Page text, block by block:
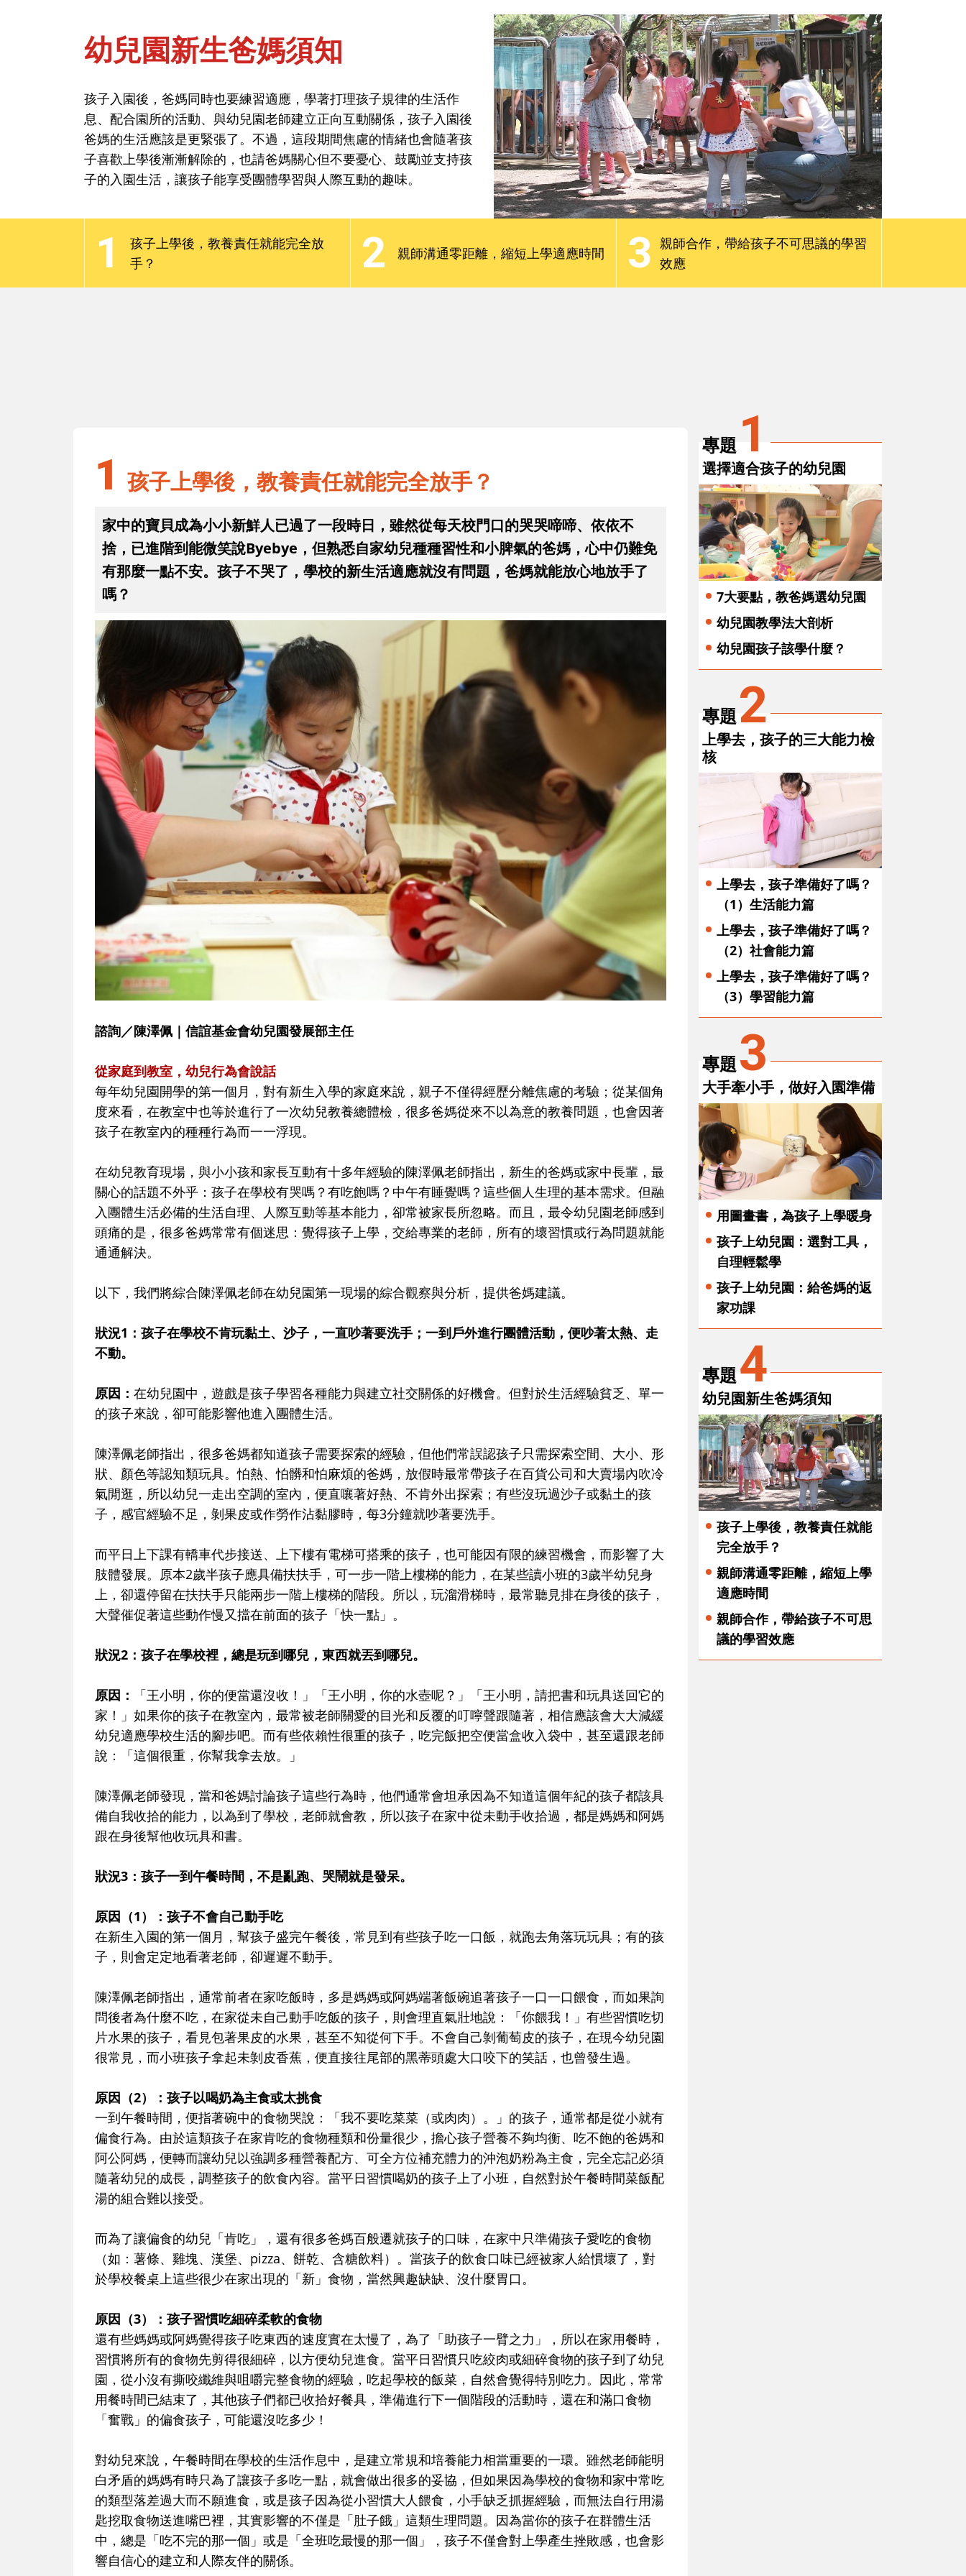
焦點話題 最新觀點 Podcast 親子慢讀 請問專家 會員限定服務
首頁 能力與學習-幼兒園生活
幼兒園新生爸媽須知
孩子入園後，爸媽同時也要練習適應，學著打理孩子規律的生活作
息、配合園所的活動、與幼兒園老師建立正向互動關係，孩子入園後
爸媽的生活應該是更緊張了。不過，這段期間焦慮的情緒也會隨著孩
子喜歡上學後漸漸解除的，也請爸媽關心但不要憂心、鼓勵並支持孩
子的入園生活，讓孩子能享受團體學習與人際互動的趣味。
1
孩子上學後，教養責任就能完全放
手？
2 親師溝通零距離，縮短上學適應時間 3 親師合作，帶給孩子不可思議的學習
效應
幼兒園新生爸媽須知
息、配合園所的活動、與幼兒園老師建立正向互動關係，孩子入園後
爸媽的生活應該是更緊張了。不過，這段期間焦慮的情緒也會隨著孩
子喜歡上學後漸漸解除的，也請爸媽關心但不要憂心、鼓勵並支持孩
子的入園生活，讓孩子能享受團體學習與人際互動的趣味。
1 孩子上學後，教養責任就能完全放手？
家中的寶貝成為小小新鮮人已過了一段時日，雖然從每天校門口的哭哭啼啼、依依不
捨，已進階到能微笑說Byebye，但熟悉自家幼兒種種習性和小脾氣的爸媽，心中仍難免
有那麼一點不安。孩子不哭了，學校的新生活適應就沒有問題，爸媽就能放心地放手了
嗎？
諮詢／陳澤佩｜信誼基金會幼兒園發展部主任
從家庭到教室，幼兒行為會說話
每年幼兒園開學的第一個月，對有新生入學的家庭來說，親子不僅得經歷分離焦慮的考驗；從某個角
度來看，在教室中也等於進行了一次幼兒教養總體檢，很多爸媽從來不以為意的教養問題，也會因著
孩子在教室內的種種行為而一一浮現。
在幼兒教育現場，與小小孩和家長互動有十多年經驗的陳澤佩老師指出，新生的爸媽或家中長輩，最
關心的話題不外乎：孩子在學校有哭嗎？有吃飽嗎？中午有睡覺嗎？這些個人生理的基本需求。但融
入團體生活必備的生活自理、人際互動等基本能力，卻常被家長所忽略。而且，最令幼兒園老師感到
頭痛的是，很多爸媽常常有個迷思：覺得孩子上學，交給專業的老師，所有的壞習慣或行為問題就能
通通解決。
以下，我們將綜合陳澤佩老師在幼兒園第一現場的綜合觀察與分析，提供爸媽建議。
狀況1：孩子在學校不肯玩黏土、沙子，一直吵著要洗手；一到戶外進行團體活動，便吵著太熱、走
不動。
原因： 在幼兒園中，遊戲是孩子學習各種能力與建立社交關係的好機會。但對於生活經驗貧乏、單一
的孩子來說，卻可能影響他進入團體生活。
陳澤佩老師指出，很多爸媽都知道孩子需要探索的經驗，但他們常誤認孩子只需探索空間、大小、形
狀、顏色等認知類玩具。怕熱、怕髒和怕麻煩的爸媽，放假時最常帶孩子在百貨公司和大賣場內吹冷
氣閒逛，所以幼兒一走出空調的室內，便直嚷著好熱、不肯外出探索；有些沒玩過沙子或黏土的孩
子，感官經驗不足，剝果皮或作勞作沾黏膠時，每3分鐘就吵著要洗手。
而平日上下課有轎車代步接送、上下樓有電梯可搭乘的孩子，也可能因有限的練習機會，而影響了大
肢體發展。原本2歲半孩子應具備扶扶手，可一步一階上樓梯的能力，在某些讀小班的3歲半幼兒身
上，卻還停留在扶扶手只能兩步一階上樓梯的階段。所以，玩溜滑梯時，最常聽見排在身後的孩子，
大聲催促著這些動作慢又擋在前面的孩子「快一點」。
狀況2：孩子在學校裡，總是玩到哪兒，東西就丟到哪兒。
原因：
「王小明，你的便當還沒收！」「王小明，你的水壺呢？」「王小明，請把書和玩具送回它的
家！」如果你的孩子在教室內，最常被老師關愛的目光和反覆的叮嚀聲跟隨著，相信應該會大大減緩
幼兒適應學校生活的腳步吧。而有些依賴性很重的孩子，吃完飯把空便當盒收入袋中，甚至還跟老師
說：「這個很重，你幫我拿去放。」
陳澤佩老師發現，當和爸媽討論孩子這些行為時，他們通常會坦承因為不知道這個年紀的孩子都該具
備自我收拾的能力，以為到了學校，老師就會教，所以孩子在家中從未動手收拾過，都是媽媽和阿媽
跟在身後幫他收玩具和書。
狀況3：孩子一到午餐時間，不是亂跑、哭鬧就是發呆。
原因 （1）
：孩子不會自己動手吃
在新生入園的第一個月，幫孩子盛完午餐後，常見到有些孩子吃一口飯，就跑去角落玩玩具；有的孩
子，則會定定地看著老師，卻遲遲不動手。
陳澤佩老師指出，通常前者在家吃飯時，多是媽媽或阿媽端著飯碗追著孩子一口一口餵食，而如果詢
問後者為什麼不吃，在家從未自己動手吃飯的孩子，則會理直氣壯地說：「你餵我！」有些習慣吃切
片水果的孩子，看見包著果皮的水果，甚至不知從何下手。不會自己剝葡萄皮的孩子，在現今幼兒園
很常見，而小班孩子拿起未剝皮香蕉，便直接往尾部的黑蒂頭處大口咬下的笑話，也曾發生過。
原因 （2）
：孩子以喝奶為主食或太挑食
一到午餐時間，便指著碗中的食物哭說：「我不要吃菜菜（或肉肉）。」的孩子，通常都是從小就有
偏食行為。由於這類孩子在家肯吃的食物種類和份量很少，擔心孩子營養不夠均衡、吃不飽的爸媽和
阿公阿媽，便轉而讓幼兒以強調多種營養配方、可全方位補充體力的沖泡奶粉為主食，完全忘記必須
隨著幼兒的成長，調整孩子的飲食內容。當平日習慣喝奶的孩子上了小班，自然對於午餐時間菜飯配
湯的組合難以接受。
而為了讓偏食的幼兒「肯吃」，還有很多爸媽百般遷就孩子的口味，在家中只準備孩子愛吃的食物
（如：薯條、雞塊、漢堡、pizza、餅乾、含糖飲料）。當孩子的飲食口味已經被家人給慣壞了，對
於學校餐桌上這些很少在家出現的「新」食物，當然興趣缺缺、沒什麼胃口。
原因 （3）
：孩子習慣吃細碎柔軟的食物
還有些媽媽或阿媽覺得孩子吃東西的速度實在太慢了，為了「助孩子一臂之力」，所以在家用餐時，
習慣將所有的食物先剪得很細碎，以方便幼兒進食。當平日習慣只吃絞肉或細碎食物的孩子到了幼兒
園，從小沒有撕咬纖維與咀嚼完整食物的經驗，吃起學校的飯菜，自然會覺得特別吃力。因此，常常
用餐時間已結束了，其他孩子們都已收拾好餐具，準備進行下一個階段的活動時，還在和滿口食物
「奮戰」的偏食孩子，可能還沒吃多少！
對幼兒來說，午餐時間在學校的生活作息中，是建立常規和培養能力相當重要的一環。雖然老師能明
白矛盾的媽媽有時只為了讓孩子多吃一點，就會做出很多的妥協，但如果因為學校的食物和家中常吃
的類型落差過大而不願進食，或是孩子因為從小習慣大人餵食，小手缺乏抓握經驗，而無法自行用湯
匙挖取食物送進嘴巴裡，其實影響的不僅是「肚子餓」這類生理問題。因為當你的孩子在群體生活
中，總是「吃不完的那一個」或是「全班吃最慢的那一個」，孩子不僅會對上學產生挫敗感，也會影
響自信心的建立和人際友伴的關係。
專題 1
選擇適合孩子的幼兒園
7大要點，教爸媽選幼兒園
幼兒園教學法大剖析
幼兒園孩子該學什麼？
專題2
上學去，孩子的三大能力檢
核
上學去，孩子準備好了嗎？
（1）生活能力篇
上學去，孩子準備好了嗎？
（2）社會能力篇
上學去，孩子準備好了嗎？
（3）學習能力篇
專題3
大手牽小手，做好入園準備
用圖畫書，為孩子上學暖身
孩子上幼兒園：選對工具，
自理輕鬆學
孩子上幼兒園：給爸媽的返
家功課
專題4
幼兒園新生爸媽須知
孩子上學後，教養責任就能
完全放手？
親師溝通零距離，縮短上學
適應時間
親師合作，帶給孩子不可思
議的學習效應